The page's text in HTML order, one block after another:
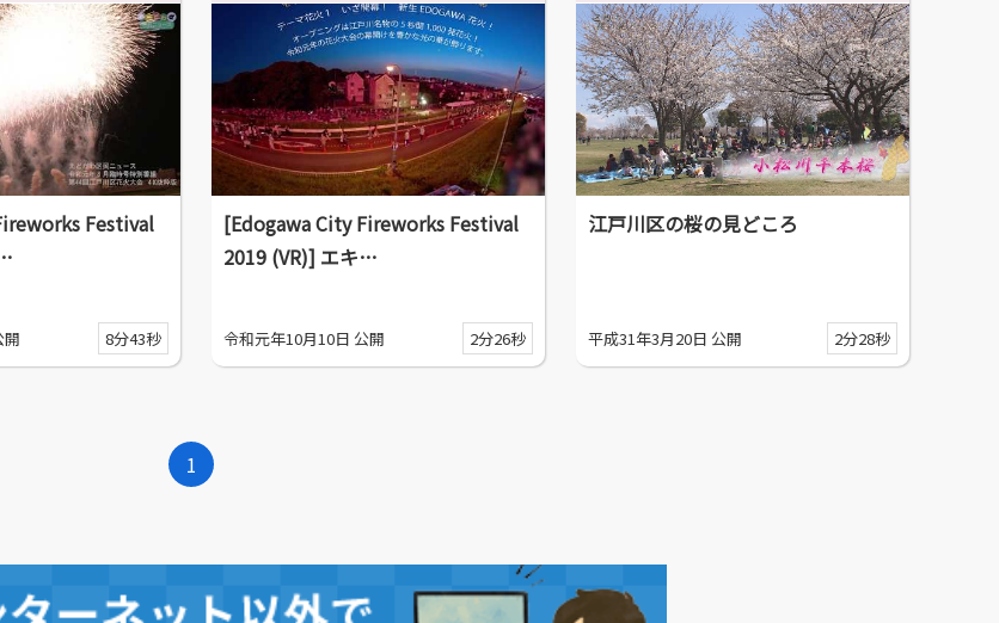
Festival
開 8分43秒
[Edogawa City Fireworks Festival
2019 (VR)] エキ…
令和元年10月10日 公開 2分26秒
江戸川区の桜の見どころ
平成31年3月20日 公開 2分28秒
1